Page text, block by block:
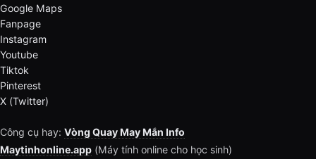
Google Maps
Fanpage
Instagram
Youtube
Tiktok
Pinterest
X (Twitter)
Công cụ hay: Vòng Quay May Mắn Info
Maytinhonline.app (Máy tính online cho học sinh)